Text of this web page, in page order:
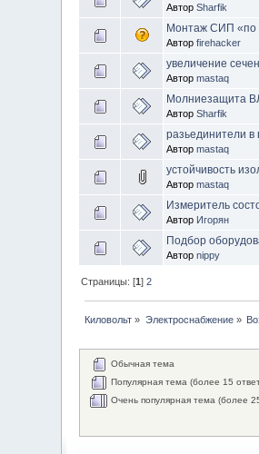
АвторSharfik
Монтаж СИП «по
Авторfirehacker
увеличение
Авторmastaq
Молниезащита
АвторSharfik
разьединители
Авторmastaq
устойчивость
Авторmastaq
Измеритель
Автор Игорян
Подбор
Авторnippy
Страницы: [1]2
Киловольт » Электроснабжение»
Обычная тема
Популярная тема (более 15
Очень популярная тема (более